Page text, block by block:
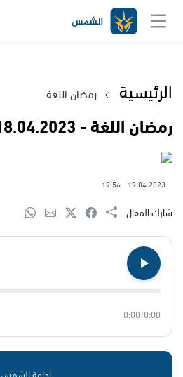
الرئيسية رمضان اللغة
رمضان اللغة - 18.04.2023
19.04.2023
19:56
شارك المقال
0:00
/
0:00